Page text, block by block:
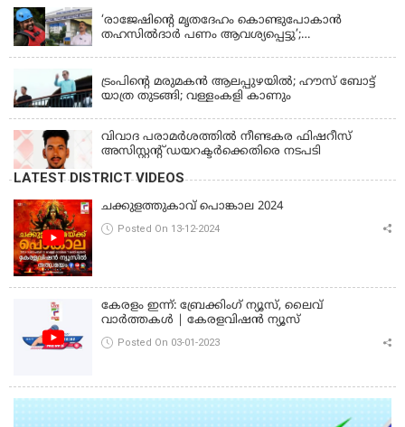
‘രാജേഷിന്‍റെ മൃതദേഹം കൊണ്ടുപോകാന്‍
തഹസില്‍ദാര്‍ പണം ആവശ്യപ്പെട്ടു’;
ട്രംപിന്റെ മരുമകന്‍ ആലപ്പുഴയില്‍; ഹൗസ് ബോട്ട്
യാത്ര തുടങ്ങി; വള്ളംകളി കാണും
വിവാദ പരാമര്‍ശത്തില്‍ നീണ്ടകര ഫിഷറീസ്
അസിസ്റ്റന്റ് ഡയറക്ടര്‍ക്കെതിരെ നടപടി
LATEST DISTRICT VIDEOS
ചക്കുളത്തുകാവ് പൊങ്കാല 2024
Posted On 13-12-2024
കേരളം ഇന്ന്: ബ്രേക്കിംഗ് ന്യൂസ്, ലൈവ്
വാർത്തകൾ | കേരളവിഷൻ ന്യൂസ്
Posted On 03-01-2023